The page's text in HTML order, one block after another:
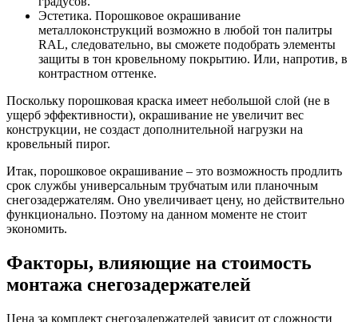
Эстетика. Порошковое окрашивание
металлоконструкций возможно в любой тон палитры
RAL, следовательно, вы сможете подобрать элементы
защиты в тон кровельному покрытию. Или, напротив, в
контрастном оттенке.
Поскольку порошковая краска имеет небольшой слой (не в
ущерб эффективности), окрашивание не увеличит вес
конструкции, не создаст дополнительной нагрузки на
кровельный пирог.
Итак, порошковое окрашивание – это возможность продлить
срок службы универсальным трубчатым или планочным
снегозадержателям. Оно увеличивает цену, но действительно
функционально. Поэтому на данном моменте не стоит
экономить.
Факторы, влияющие на стоимость
монтажа снегозадержателей
Цена за комплект снегозадержателей зависит от сложности